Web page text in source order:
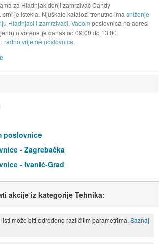
za Hladnjak donji zamrzivač Candy
je istekla. Njuškalo katalozi trenutno ima sniženje
Hladnjaci i zamrzivači. Vacom poslovnica na adresi
otvorena je danas od 09:00 do 13:00
radno vrijeme poslovnica.
poslovnice
- Zagrebačka
- Ivanić-Grad
akcije iz kategorije Tehnika:
može biti određeno različitim parametrima. Saznaj